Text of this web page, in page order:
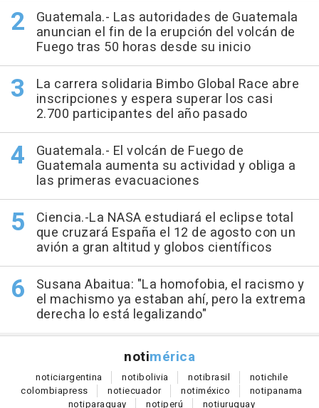
Guatemala.- Las autoridades de Guatemala
anuncian el fin de la erupción del volcán de
Fuego tras 50 horas desde su inicio
La carrera solidaria Bimbo Global Race abre
inscripciones y espera superar los casi
2.700 participantes del año pasado
Guatemala.- El volcán de Fuego de
Guatemala aumenta su actividad y obliga a
las primeras evacuaciones
Ciencia.-La NASA estudiará el eclipse total
que cruzará España el 12 de agosto con un
avión a gran altitud y globos científicos
Susana Abaitua: "La homofobia, el racismo y
el machismo ya estaban ahí, pero la extrema
derecha lo está legalizando"
notimérica
noticiargentina notibolivia notibrasil notichile
colombiapress notiecuador notiméxico notipanama
notiparaguay notiperú notiuruguay